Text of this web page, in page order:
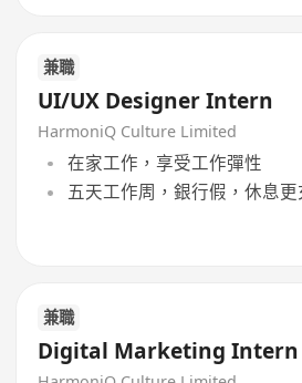
兼職
UI/UX Designer Intern
HarmoniQ Culture Limited
在家工作，享受工作彈性
五天工作周，銀行假，休息更
兼職
Digital Marketing Intern